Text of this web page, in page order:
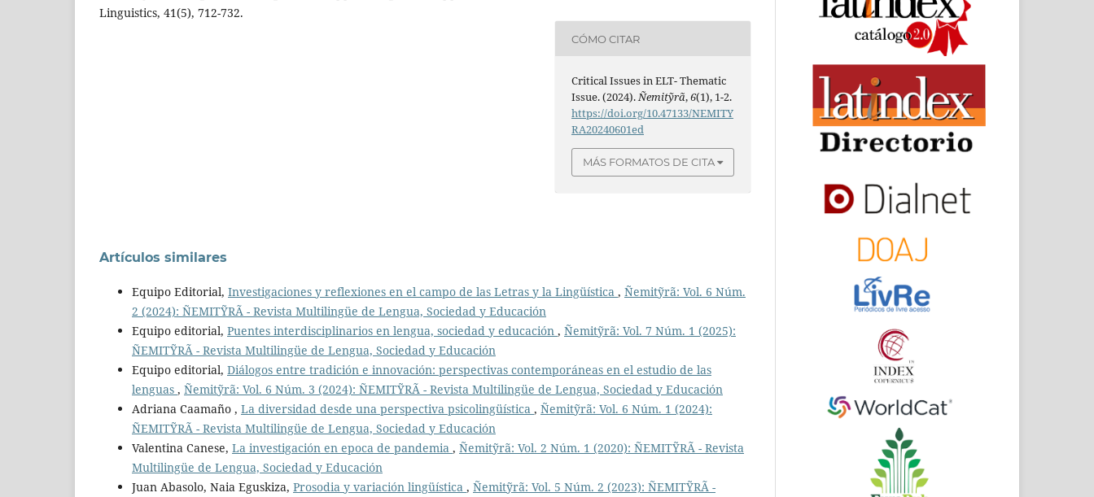
Linguistics, 41(5), 712-732.
CÓMO CITAR
Critical Issues in ELT- Thematic
Issue. (2024).Ñemitỹrã,6(1), 1-2.
https://doi.org/10.47133/NEMITY
RA20240601ed
MÁS FORMATOS DE CITA
Artículos similares
Equipo Editorial, Investigaciones y reflexiones en el campo de las Letras y la Lingüística , Ñemitỹrã: Vol. 6 Núm.
2 (2024): ÑEMITỸRÃ - Revista Multilingüe de Lengua, Sociedad y Educación
Equipo editorial, Puentes interdisciplinarios en lengua, sociedad y educación , Ñemitỹrã: Vol. 7 Núm. 1 (2025):
ÑEMITỸRÃ - Revista Multilingüe de Lengua, Sociedad y Educación
Equipo editorial, Diálogos entre tradición e innovación: perspectivas contemporáneas en el estudio de las
lenguas , Ñemitỹrã: Vol. 6 Núm. 3 (2024): ÑEMITỸRÃ - Revista Multilingüe de Lengua, Sociedad y Educación
Adriana Caamaño , La diversidad desde una perspectiva psicolingüística , Ñemitỹrã: Vol. 6 Núm. 1 (2024):
ÑEMITỸRÃ - Revista Multilingüe de Lengua, Sociedad y Educación
Valentina Canese, La investigación en epoca de pandemia , Ñemitỹrã: Vol. 2 Núm. 1 (2020): ÑEMITỸRÃ - Revista
Multilingüe de Lengua, Sociedad y Educación
Juan Abasolo, Naia Eguskiza, Prosodia y variación lingüística , Ñemitỹrã: Vol. 5 Núm. 2 (2023): ÑEMITỸRÃ -